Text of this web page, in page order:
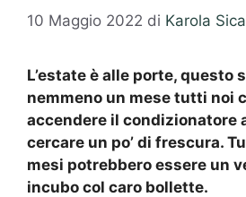
10 Maggio 2022 di Karola
L’estate è alle porte, questo
nemmeno un mese tutti noi
accendere il condizionatore
cercare un po’ di frescura.
mesi potrebbero essere un
incubo col caro bollette.